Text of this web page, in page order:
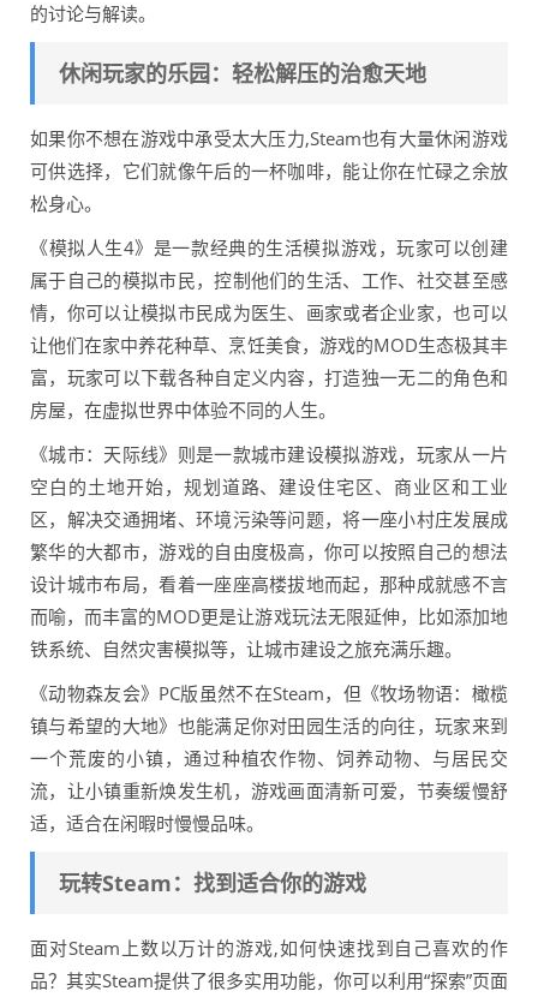
的讨论与解读。
休闲玩家的乐园：轻松解压的治愈天地
如果你不想在游戏中承受太大压力,Steam也有大量休闲游戏
可供选择，它们就像午后的一杯咖啡，能让你在忙碌之余放
松身心。
《模拟人生4》是一款经典的生活模拟游戏，玩家可以创建
属于自己的模拟市民，控制他们的生活、工作、社交甚至感
情，你可以让模拟市民成为医生、画家或者企业家，也可以
让他们在家中养花种草、烹饪美食，游戏的MOD生态极其丰
富，玩家可以下载各种自定义内容，打造独一无二的角色和
房屋，在虚拟世界中体验不同的人生。
《城市：天际线》则是一款城市建设模拟游戏，玩家从一片
空白的土地开始，规划道路、建设住宅区、商业区和工业
区，解决交通拥堵、环境污染等问题，将一座小村庄发展成
繁华的大都市，游戏的自由度极高，你可以按照自己的想法
设计城市布局，看着一座座高楼拔地而起，那种成就感不言
而喻，而丰富的MOD更是让游戏玩法无限延伸，比如添加地
铁系统、自然灾害模拟等，让城市建设之旅充满乐趣。
《动物森友会》PC版虽然不在Steam，但《牧场物语：橄榄
镇与希望的大地》也能满足你对田园生活的向往，玩家来到
一个荒废的小镇，通过种植农作物、饲养动物、与居民交
流，让小镇重新焕发生机，游戏画面清新可爱，节奏缓慢舒
适，适合在闲暇时慢慢品味。
玩转Steam：找到适合你的游戏
面对Steam上数以万计的游戏,如何快速找到自己喜欢的作
品？其实Steam提供了很多实用功能，你可以利用“探索”页面